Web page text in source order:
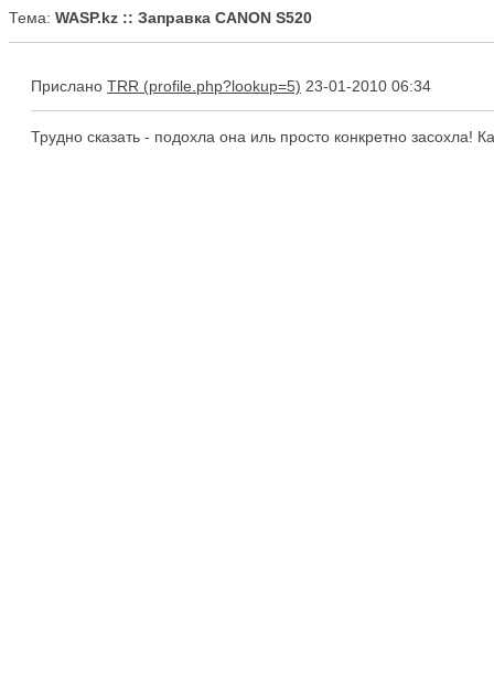
Тема: WASP.kz :: Заправка CANON S520
Прислано TRR 23-01-2010 06:34
Трудно сказать - подохла она иль просто конкретно засохла!